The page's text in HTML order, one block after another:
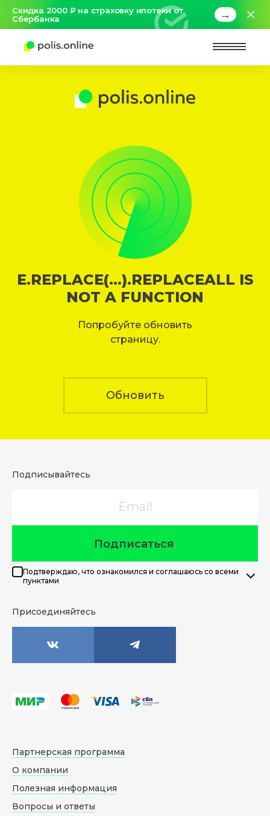
Скидка 2000 ₽ на страховку ипотеки от
Сбербанка
→
E.REPLACE(...).REPLACEALL IS
NOT A FUNCTION
Попробуйте обновить
страницу.
Обновить
Подписывайтесь
Подписаться
Подтверждаю, что ознакомился и соглашаюсь со всеми
пунктами
Присоединяйтесь
Партнерская программа
О компании
Полезная информация
Вопросы и ответы